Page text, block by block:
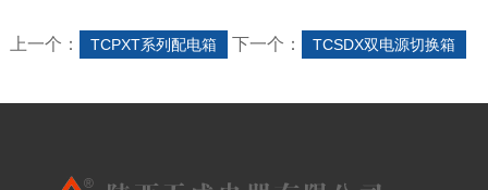
上一个： TCPXT系列配电箱 下一个： TCSDX双电源切换箱